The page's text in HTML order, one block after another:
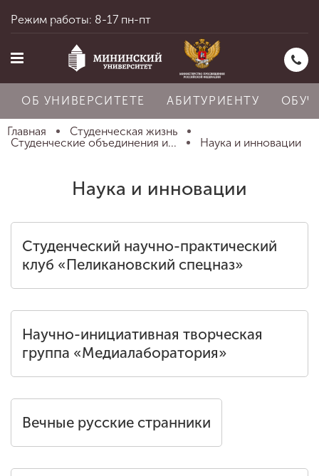
Об университете
Абитуриенту
Международная
деятельность
Режим работы: 8-17 пн-пт
ОБ УНИВЕРСИТЕТЕ АБИТУРИЕНТУ
Главная
Студенческая жизнь
Студенческие объединения и...
Наука и инновации
Наука и инновации
Студенческий научно-практический
клуб «Пеликановский спецназ»
Научно-инициативная творческая
группа «Медиалаборатория»
Вечные русские странники